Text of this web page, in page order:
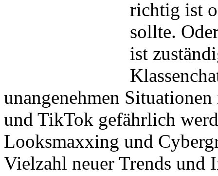
richtig ist
sollte.
ist
unangenehmen
und TikTok gefährlich
Looksmaxxing und
Vielzahl neuer Trends und